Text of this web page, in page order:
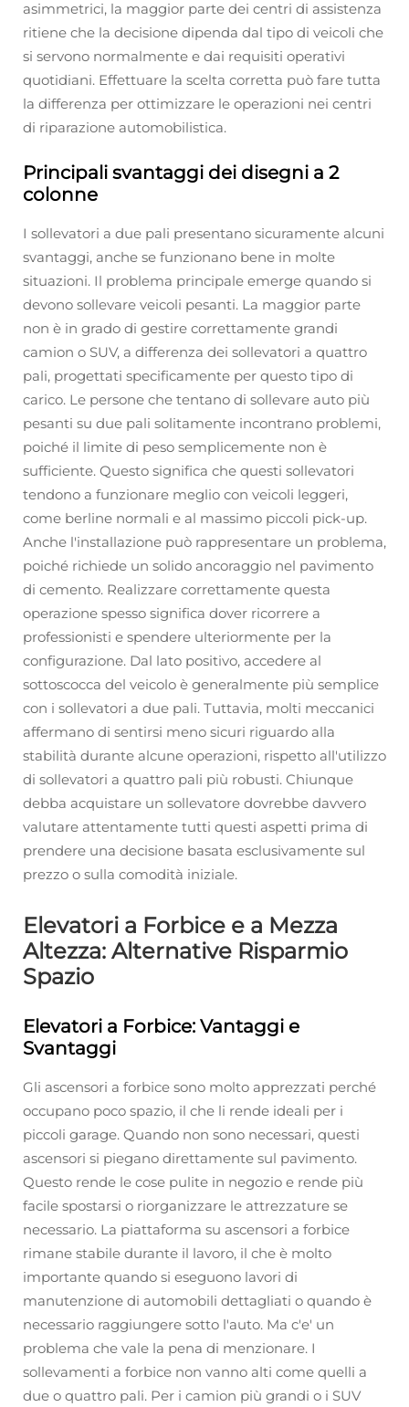
asimmetrici, la maggior parte dei centri di assistenza
ritiene che la decisione dipenda dal tipo di veicoli che
si servono normalmente e dai requisiti operativi
quotidiani. Effettuare la scelta corretta può fare tutta
la differenza per ottimizzare le operazioni nei centri
di riparazione automobilistica.
Principali svantaggi dei disegni a 2
colonne
I sollevatori a due pali presentano sicuramente alcuni
svantaggi, anche se funzionano bene in molte
situazioni. Il problema principale emerge quando si
devono sollevare veicoli pesanti. La maggior parte
non è in grado di gestire correttamente grandi
camion o SUV, a differenza dei sollevatori a quattro
pali, progettati specificamente per questo tipo di
carico. Le persone che tentano di sollevare auto più
pesanti su due pali solitamente incontrano problemi,
poiché il limite di peso semplicemente non è
sufficiente. Questo significa che questi sollevatori
tendono a funzionare meglio con veicoli leggeri,
come berline normali e al massimo piccoli pick-up.
Anche l'installazione può rappresentare un problema,
poiché richiede un solido ancoraggio nel pavimento
di cemento. Realizzare correttamente questa
operazione spesso significa dover ricorrere a
professionisti e spendere ulteriormente per la
configurazione. Dal lato positivo, accedere al
sottoscocca del veicolo è generalmente più semplice
con i sollevatori a due pali. Tuttavia, molti meccanici
affermano di sentirsi meno sicuri riguardo alla
stabilità durante alcune operazioni, rispetto all'utilizzo
di sollevatori a quattro pali più robusti. Chiunque
debba acquistare un sollevatore dovrebbe davvero
valutare attentamente tutti questi aspetti prima di
prendere una decisione basata esclusivamente sul
prezzo o sulla comodità iniziale.
Elevatori a Forbice e a Mezza
Altezza: Alternative Risparmio
Spazio
Elevatori a Forbice: Vantaggi e
Svantaggi
Gli ascensori a forbice sono molto apprezzati perché
occupano poco spazio, il che li rende ideali per i
piccoli garage. Quando non sono necessari, questi
ascensori si piegano direttamente sul pavimento.
Questo rende le cose pulite in negozio e rende più
facile spostarsi o riorganizzare le attrezzature se
necessario. La piattaforma su ascensori a forbice
rimane stabile durante il lavoro, il che è molto
importante quando si eseguono lavori di
manutenzione di automobili dettagliati o quando è
necessario raggiungere sotto l'auto. Ma c'e' un
problema che vale la pena di menzionare. I
sollevamenti a forbice non vanno alti come quelli a
due o quattro pali. Per i camion più grandi o i SUV